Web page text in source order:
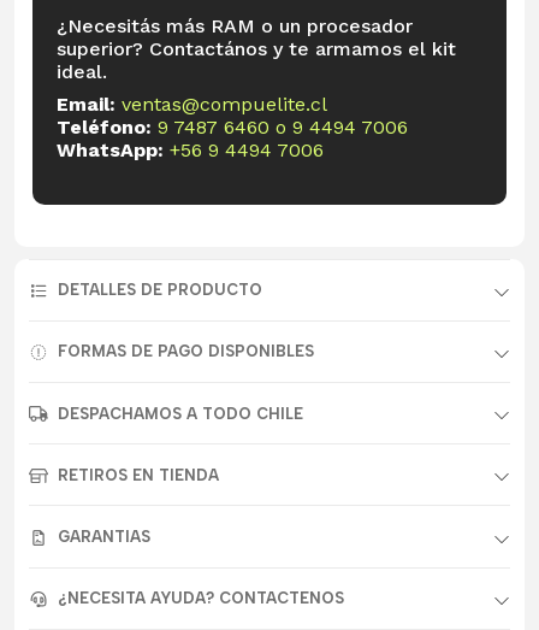
¿Necesitás más RAM o un procesador
superior? Contactános y te armamos el kit
ideal.
Email: ventas@compuelite.cl
Teléfono: 9 7487 6460 o 9 4494 7006
WhatsApp: +56 9 4494 7006
DETALLES DE PRODUCTO
FORMAS DE PAGO DISPONIBLES
DESPACHAMOS A TODO CHILE
RETIROS EN TIENDA
GARANTIAS
¿NECESITA AYUDA? CONTACTENOS